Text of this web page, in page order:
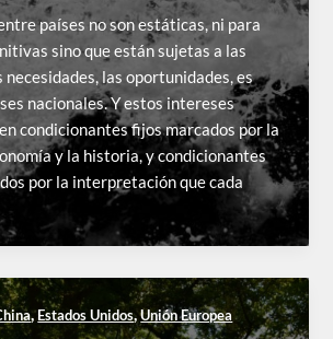
países no son estáticas, ni para
sino que están sujetas a las
necesidades, las oportunidades, es
nacionales. Y estos intereses
condicionantes fijos marcados por la
y la historia, y condicionantes
por la interpretación que cada
,Estados Unidos,Unión Europea